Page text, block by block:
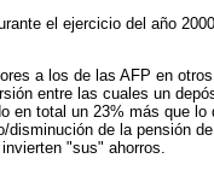
el ejercicio del año
a los de las AFP en
entre las cuales un
total un 23% más que
de la pensión
"sus" ahorros.